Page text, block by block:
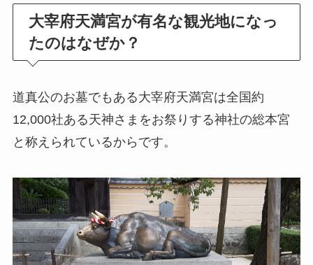
大宰府天満宮が有名な観光地になっ
たのはなぜか？
道真公のお墓でもある大宰府天満宮は全国約
12,000社ある天神さまをお祭りする神社の総本宮
と称えられているからです。